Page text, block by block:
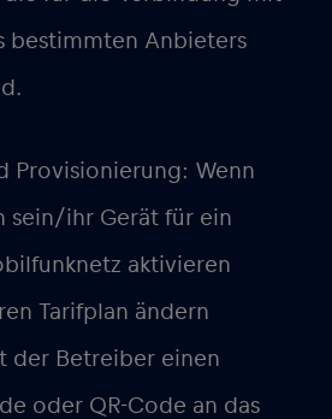
bestimmten Anbieters
Provisionierung: Wenn
sein/ihr Gerät für ein
aktivieren
Tarifplan ändern
der Betreiber einen
oder QR-Code an das